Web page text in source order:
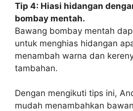
Tip 4: Hiasi hidangan
bombay mentah.
Bawang bombay mentah
untuk menghias hidangan
menambah warna dan
tambahan.
Dengan mengikuti tips ini,
mudah menambahkan